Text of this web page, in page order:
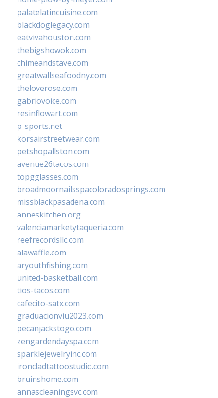
palatelatincuisine.com
blackdoglegacy.com
eatvivahouston.com
thebigshowok.com
chimeandstave.com
greatwallseafoodny.com
theloverose.com
gabriovoice.com
resinflowart.com
p-sports.net
korsairstreetwear.com
petshopallston.com
avenue26tacos.com
topgglasses.com
broadmoornailsspacoloradosprings.com
missblackpasadena.com
anneskitchen.org
valenciamarketytaqueria.com
reefrecordsllc.com
alawaffle.com
aryouthfishing.com
united-basketball.com
tios-tacos.com
cafecito-satx.com
graduacionviu2023.com
pecanjackstogo.com
zengardendayspa.com
sparklejewelryinc.com
ironcladtattoostudio.com
bruinshome.com
annascleaningsvc.com